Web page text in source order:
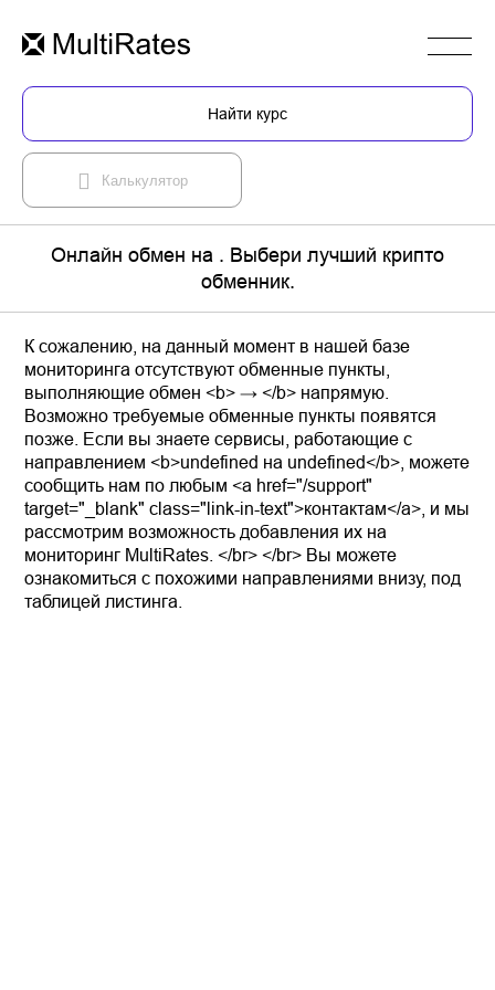
Найти курс
Калькулятор
Онлайн обмен на . Выбери лучший крипто
обменник.
К сожалению, на данный момент в нашей базе
мониторинга отсутствуют обменные пункты,
выполняющие обмен <b> → </b> напрямую.
Возможно требуемые обменные пункты появятся
позже. Если вы знаете сервисы, работающие с
направлением <b>undefined на undefined</b>, можете
сообщить нам по любым <a href="/support"
target="_blank" class="link-in-text">контактам</a>, и мы
рассмотрим возможность добавления их на
мониторинг MultiRates. </br> </br> Вы можете
ознакомиться с похожими направлениями внизу, под
таблицей листинга.